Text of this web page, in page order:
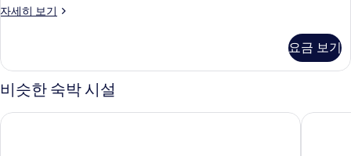
이
침
대
1
개
자세히 보기
주
위
트,
킹
이
요금 보기
비슷한 숙박 시설
발로 호텔 & 워크 헬싱키 래디슨